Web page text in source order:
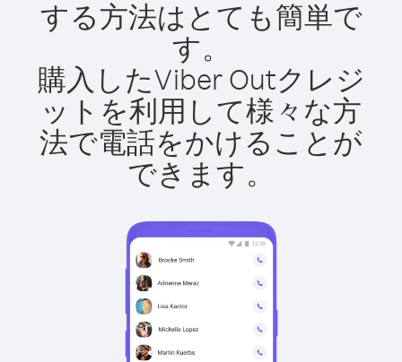
する方法はとても簡単で
す。
購入したViber Outクレジ
ットを利用して様々な方
法で電話をかけることが
できます。